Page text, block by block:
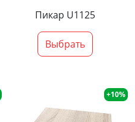
Пикар U1125
Выбрать
+10%